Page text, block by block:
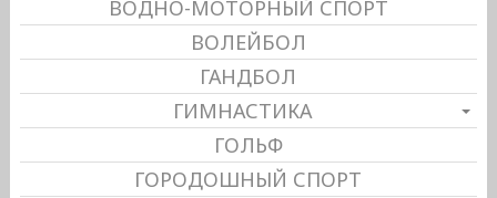
ВОДНО-МОТОРНЫЙ СПОРТ
ВОЛЕЙБОЛ
ГАНДБОЛ
ГИМНАСТИКА
ГОЛЬФ
ГОРОДОШНЫЙ СПОРТ